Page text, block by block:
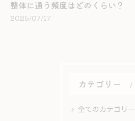
整体に通う頻度はどのくらい？
2025/07/17
カテゴリー
全てのカテゴリー